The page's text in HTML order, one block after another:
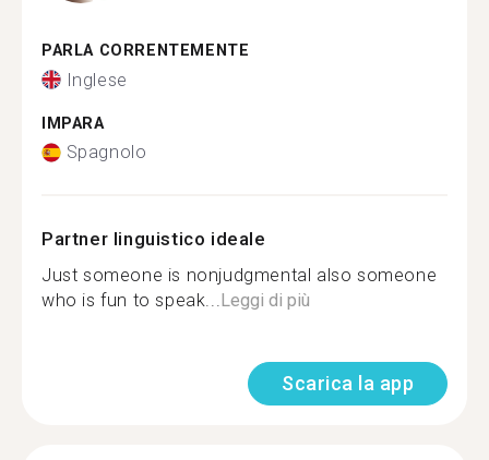
PARLA CORRENTEMENTE
Inglese
IMPARA
Spagnolo
Partner linguistico ideale
Just someone is nonjudgmental also someone
who is fun to speak...Leggi di più
Scarica la app